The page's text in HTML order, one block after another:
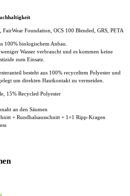
FairWear Foundation, OCS 100 Blended, GRS, PETA
100% biologischem Anbau.
Wasser verbraucht und es kommen keine
zum Einsatz.
besteht aus 100% recyceltem Polyester und
um direkten Hautkontakt zu vermeiden.
15% Recycled Polyester
an den Säumen
+ Rundhalsausschnitt + 1×1 Ripp-Kragen